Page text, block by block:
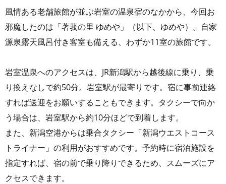
風情ある老舗旅館が並ぶ岩室の温泉宿のなかから、今回お
邪魔したのは「著莪の里 ゆめや」（以下、ゆめや）。自家
源泉露天風呂付き客室も備える、わずか11室の旅館です。
岩室温泉へのアクセスは、JR新潟駅から越後線に乗り、乗
り換えなしで約50分。岩室駅が最寄りです。宿に事前連絡
すれば送迎をお願いすることもできます。タクシーで向か
う場合は、岩室駅から約10分ほどで到着します。
また、新潟空港からは乗合タクシー「新潟ウエストコース
トライナー」の利用がおすすめです。予約時に宿泊施設を
指定すれば、宿の前で乗り降りできるため、スムーズにア
クセスできます。